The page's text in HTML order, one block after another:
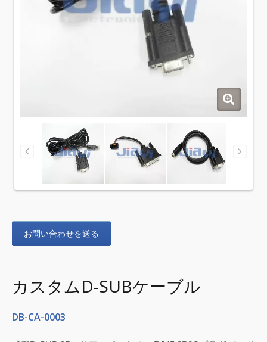
お問い合わせを送る
カスタムD-SUBケーブル
DB-CA-0003